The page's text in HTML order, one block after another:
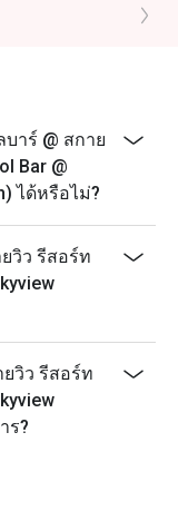
าร์ @ สกาย
Bar @
ได้หรือไม่?
วิว รีสอร์ท
วิว รีสอร์ท
ร?